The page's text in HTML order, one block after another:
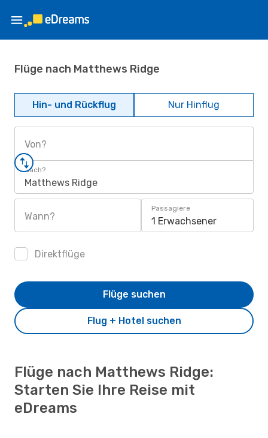
Flüge nach Matthews Ridge
Hin- und Rückflug Nur Hinflug
Von?
Nach?
Matthews Ridge
Wann?
Passagiere
1 Erwachsener
Direktflüge
Flug + Hotel suchen
Flüge suchen
Flüge nach Matthews Ridge:
Starten Sie Ihre Reise mit
eDreams